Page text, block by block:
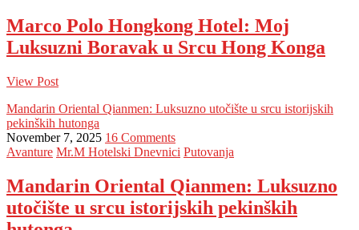
Marco Polo Hongkong Hotel: Moj
Luksuzni Boravak u Srcu Hong Konga
View Post
Mandarin Oriental Qianmen: Luksuzno utočište u srcu istorijskih
pekinških hutonga
November 7, 2025 16 Comments
Avanture Mr.M Hotelski Dnevnici Putovanja
Mandarin Oriental Qianmen: Luksuzno
utočište u srcu istorijskih pekinških